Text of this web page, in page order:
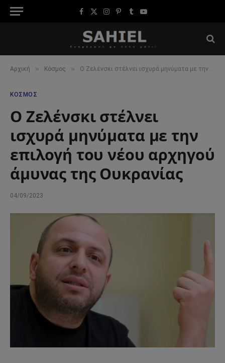
Facebook
X
Instagram
Pinterest
TumblrYouTube
Αρχική » Κόσμος » Ο Ζελένσκι στέλνει ισχυρά μηνύματα με την επιλογή του νέου αρχηγού άμυνας της Ουκρανίας
ΚΌΣΜΟΣ
Ο Ζελένσκι στέλνει
ισχυρά μηνύματα με την
επιλογή του νέου αρχηγού
άμυνας της Ουκρανίας
04/09/2023